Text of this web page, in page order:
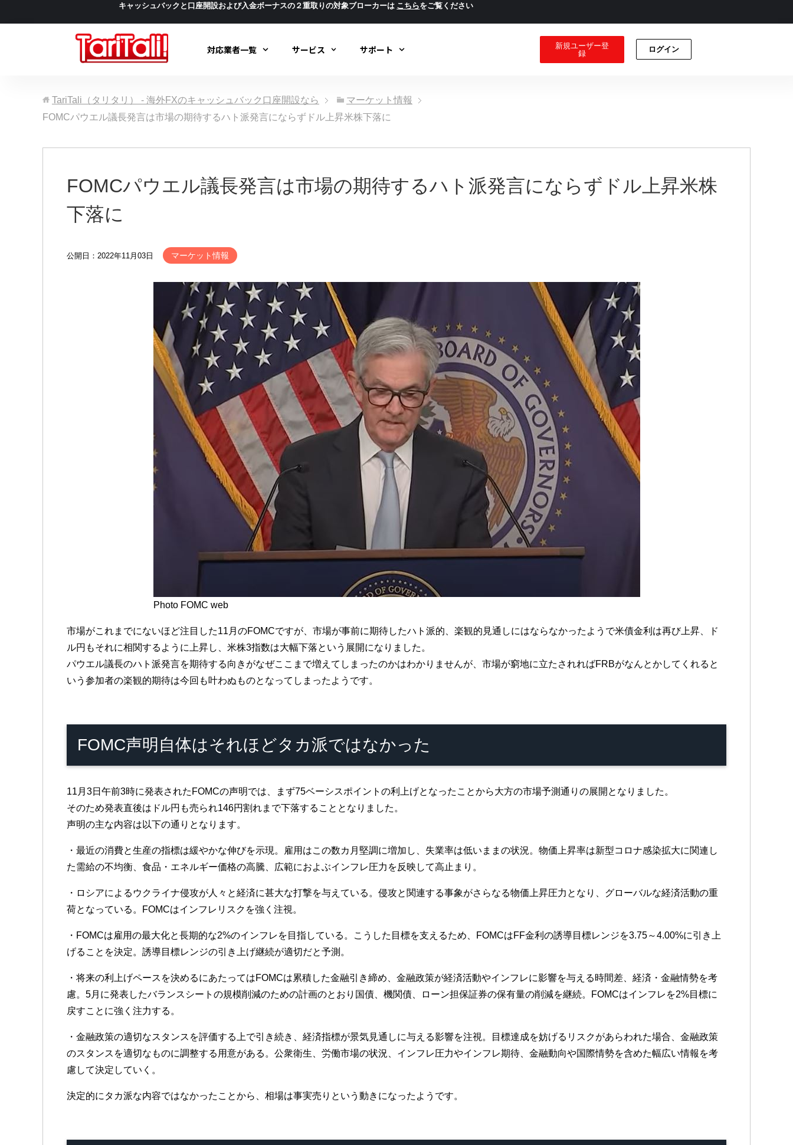
キャッシュバックと口座開設および入金ボーナスの２重取りの対象ブローカーは こちらをご覧ください
対応業者一覧 サービス サポート
新規ユーザー登
録
ログイン
TariTali（タリタリ） - 海外FXのキャッシュバック口座開設なら
マーケット情報
FOMCパウエル議長発言は市場の期待するハト派発言にならずドル上昇米株下落に
FOMCパウエル議長発言は市場の期待するハト派発言にならずドル上昇米株
下落に
公開日：2022年11月03日 マーケット情報
Photo FOMC web
市場がこれまでにないほど注目した11月のFOMCですが、市場が事前に期待したハト派的、楽観的見通しにはならなかったようで米債金利は再び上昇、ド
ル円もそれに相関するように上昇し、米株3指数は大幅下落という展開になりました。
パウエル議長のハト派発言を期待する向きがなぜここまで増えてしまったのかはわかりませんが、市場が窮地に立たされればFRBがなんとかしてくれると
いう参加者の楽観的期待は今回も叶わぬものとなってしまったようです。
FOMC声明自体はそれほどタカ派ではなかった
11月3日午前3時に発表されたFOMCの声明では、まず75ベーシスポイントの利上げとなったことから大方の市場予測通りの展開となりました。
そのため発表直後はドル円も売られ146円割れまで下落することとなりました。
声明の主な内容は以下の通りとなります。
・最近の消費と生産の指標は緩やかな伸びを示現。雇用はこの数カ月堅調に増加し、失業率は低いままの状況。物価上昇率は新型コロナ感染拡大に関連し
た需給の不均衡、食品・エネルギー価格の高騰、広範におよぶインフレ圧力を反映して高止まり。
・ロシアによるウクライナ侵攻が人々と経済に甚大な打撃を与えている。侵攻と関連する事象がさらなる物価上昇圧力となり、グローバルな経済活動の重
荷となっている。FOMCはインフレリスクを強く注視。
・FOMCは雇用の最大化と長期的な2%のインフレを目指している。こうした目標を支えるため、FOMCはFF金利の誘導目標レンジを3.75～4.00%に引き上
げることを決定。誘導目標レンジの引き上げ継続が適切だと予測。
・将来の利上げペースを決めるにあたってはFOMCは累積した金融引き締め、金融政策が経済活動やインフレに影響を与える時間差、経済・金融情勢を考
慮。5月に発表したバランスシートの規模削減のための計画のとおり国債、機関債、ローン担保証券の保有量の削減を継続。FOMCはインフレを2%目標に
戻すことに強く注力する。
・金融政策の適切なスタンスを評価する上で引き続き、経済指標が景気見通しに与える影響を注視。目標達成を妨げるリスクがあらわれた場合、金融政策
のスタンスを適切なものに調整する用意がある。公衆衛生、労働市場の状況、インフレ圧力やインフレ期待、金融動向や国際情勢を含めた幅広い情報を考
慮して決定していく。
決定的にタカ派な内容ではなかったことから、相場は事実売りという動きになったようです。